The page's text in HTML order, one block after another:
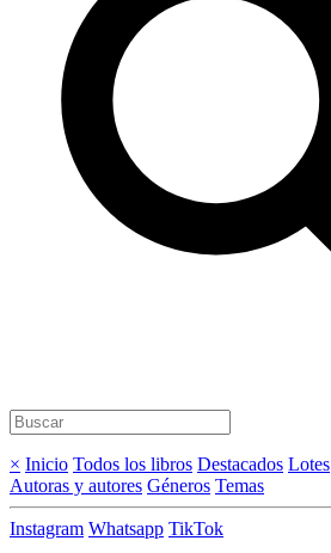
× Inicio Todos los libros Destacados Lotes
Autoras y autores Géneros Temas
Instagram Whatsapp TikTok